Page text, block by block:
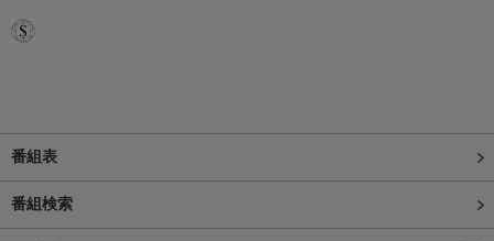
番組表
番組検索